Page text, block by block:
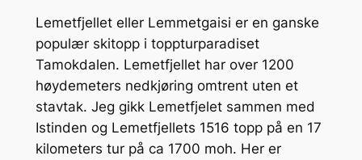
Lemetfjellet eller Lemmetgaisi er en ganske
populær skitopp i toppturparadiset
Tamokdalen. Lemetfjellet har over 1200
høydemeters nedkjøring omtrent uten et
stavtak. Jeg gikk Lemetfjelet sammen med
Istinden og Lemetfjellets 1516 topp på en 17
kilometers tur på ca 1700 moh. Her er